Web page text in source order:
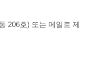
206호) 또는 메일로 제